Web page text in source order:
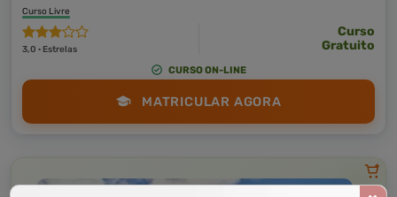
Curso Livre
3,0 · Estrelas
Curso
Gratuito
CURSO ON-LINE
MATRICULAR AGORA